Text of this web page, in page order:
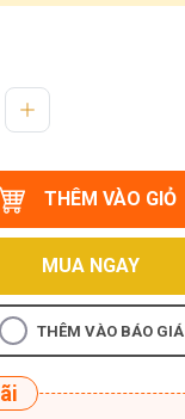
THÊM VÀO GIỎ
MUA NGAY
THÊM VÀO BÁO GIÁ